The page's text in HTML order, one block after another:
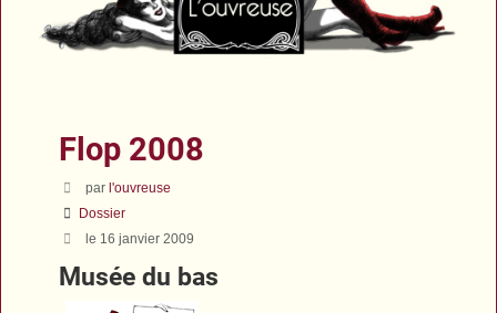
Flop 2008
parl'ouvreuse
Dossier
le 16 janvier 2009
Musée du bas